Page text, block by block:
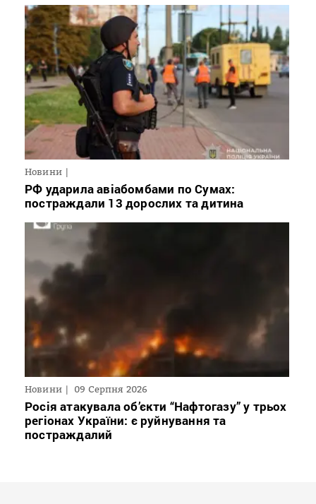
Новини
РФ ударила авіабомбами по Сумах:
постраждали 13 дорослих та дитина
Новини 09 Серпня 2026
Росія атакувала об’єкти “Нафтогазу” у трьох
регіонах України: є руйнування та
постраждалий